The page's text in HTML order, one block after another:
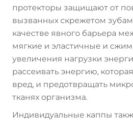
протекторы защищают от
вызванных скрежетом
качестве явного барьера
мягкие и эластичные и
увеличения нагрузки
рассеивать энергию,
вред, и предотвращать
тканях организма.
Индивидуальные каппы